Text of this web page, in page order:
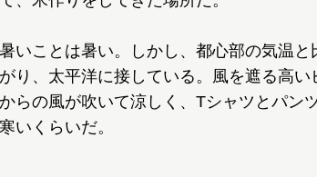
いことは暑い。しかし、都心部の気温
り、太平洋に接している。風を遮る高
らの風が吹いて涼しく、Tシャツとパン
いくらいだ。